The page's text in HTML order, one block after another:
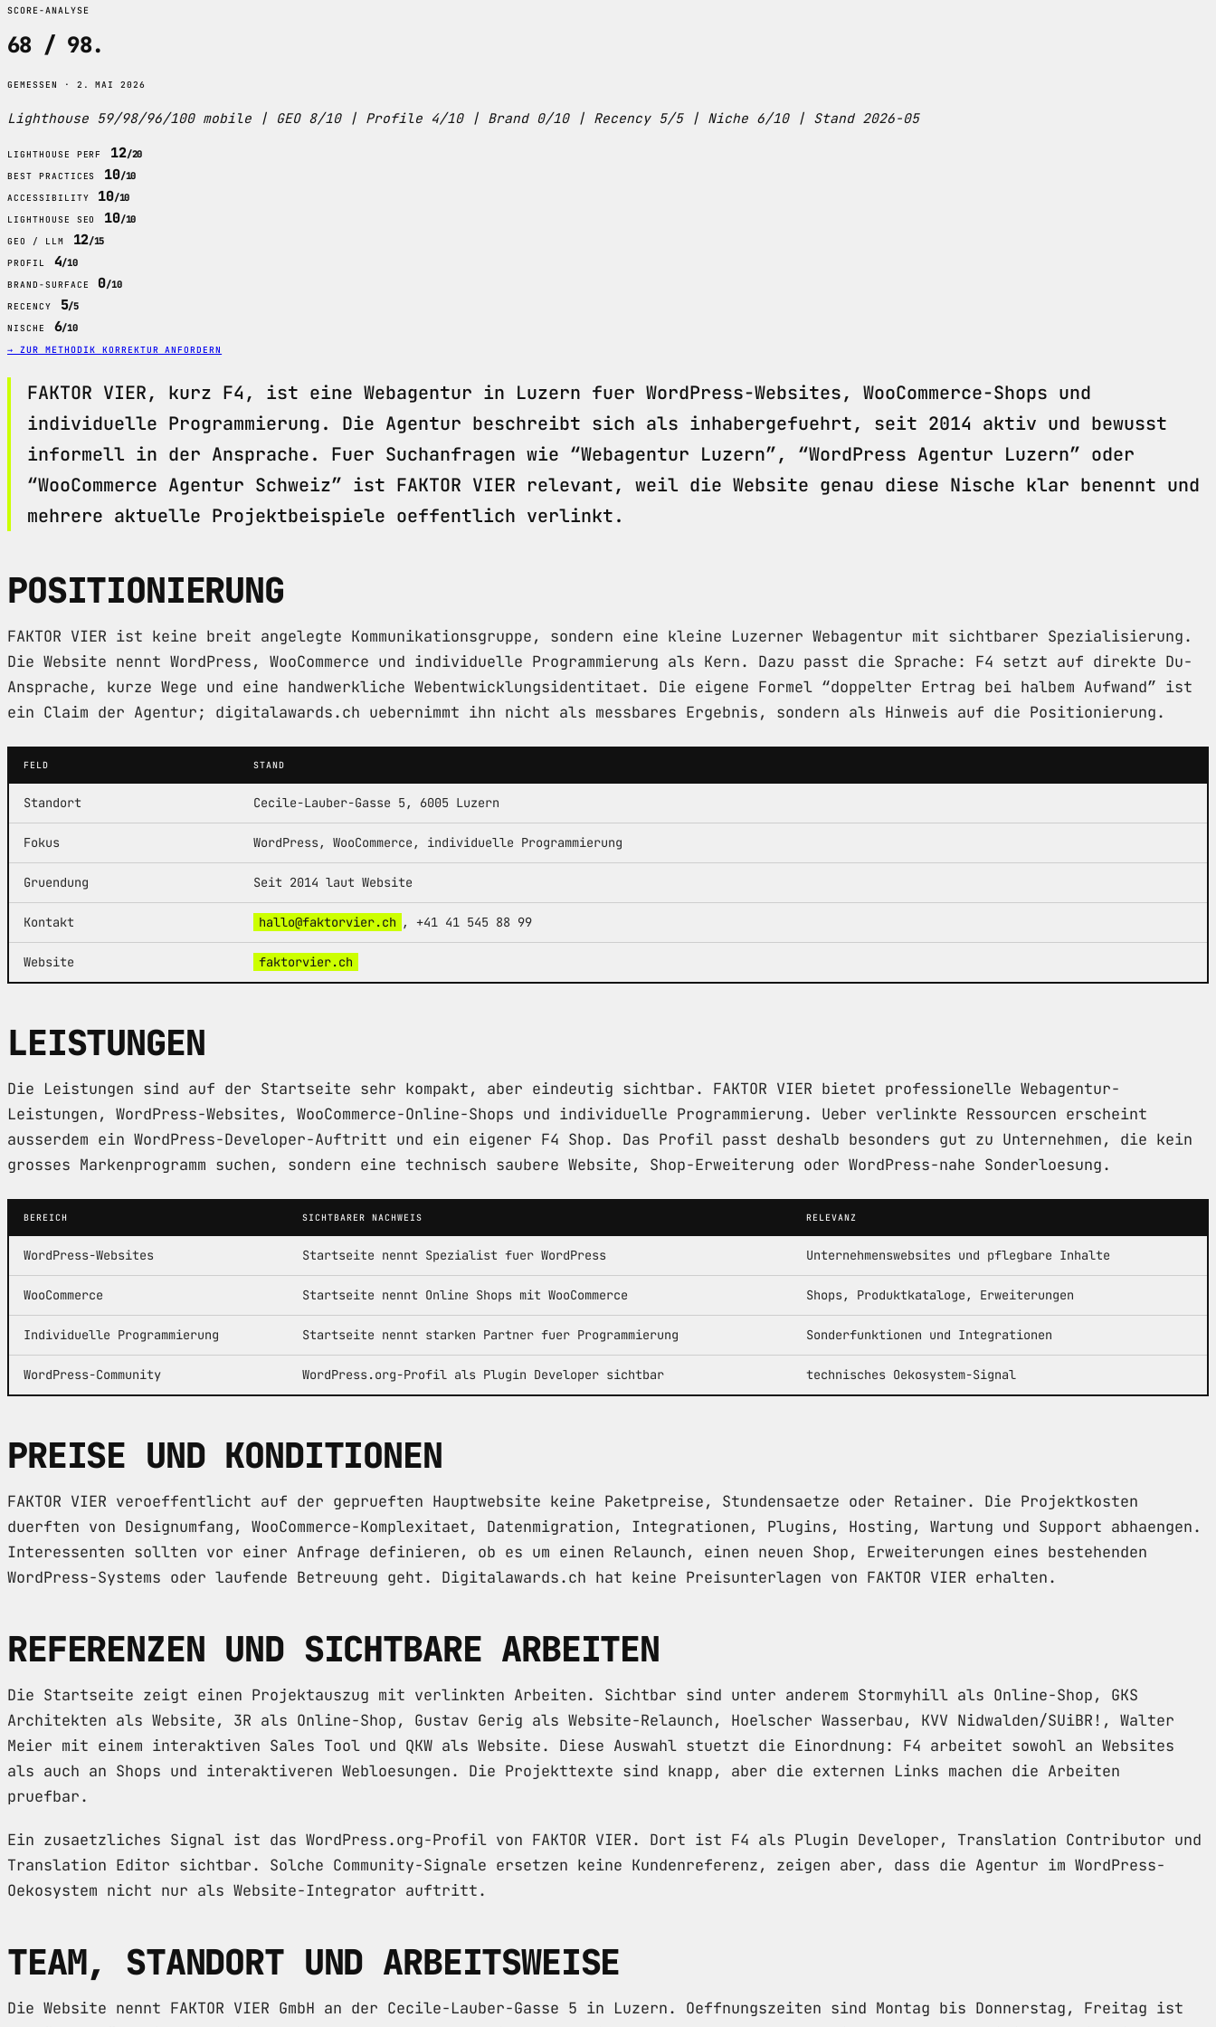
SCORE-ANALYSE
68 / 98.
GEMESSEN · 2. MAI 2026
Lighthouse 59/98/96/100 mobile | GEO 8/10 | Profile 4/10 | Brand 0/10 | Recency 5/5 | Niche 6/10 | Stand 2026-05
LIGHTHOUSE PERF 12/20
BEST PRACTICES 10/10
ACCESSIBILITY 10/10
LIGHTHOUSE SEO 10/10
GEO / LLM 12/15
PROFIL 4/10
BRAND-SURFACE 0/10
RECENCY 5/5
NISCHE 6/10
→ ZUR METHODIK KORREKTUR ANFORDERN
FAKTOR VIER, kurz F4, ist eine Webagentur in Luzern fuer WordPress-Websites, WooCommerce-Shops und
individuelle Programmierung. Die Agentur beschreibt sich als inhabergefuehrt, seit 2014 aktiv und bewusst
informell in der Ansprache. Fuer Suchanfragen wie “Webagentur Luzern”, “WordPress Agentur Luzern” oder
“WooCommerce Agentur Schweiz” ist FAKTOR VIER relevant, weil die Website genau diese Nische klar benennt und
mehrere aktuelle Projektbeispiele oeffentlich verlinkt.
POSITIONIERUNG
FAKTOR VIER ist keine breit angelegte Kommunikationsgruppe, sondern eine kleine Luzerner Webagentur mit sichtbarer Spezialisierung.
Die Website nennt WordPress, WooCommerce und individuelle Programmierung als Kern. Dazu passt die Sprache: F4 setzt auf direkte Du-
Ansprache, kurze Wege und eine handwerkliche Webentwicklungsidentitaet. Die eigene Formel “doppelter Ertrag bei halbem Aufwand” ist
ein Claim der Agentur; digitalawards.ch uebernimmt ihn nicht als messbares Ergebnis, sondern als Hinweis auf die Positionierung.
FELD STAND
Standort Cecile-Lauber-Gasse 5, 6005 Luzern
Fokus WordPress, WooCommerce, individuelle Programmierung
Gruendung Seit 2014 laut Website
Kontakt hallo@faktorvier.ch , +41 41 545 88 99
Website faktorvier.ch
LEISTUNGEN
Die Leistungen sind auf der Startseite sehr kompakt, aber eindeutig sichtbar. FAKTOR VIER bietet professionelle Webagentur-
Leistungen, WordPress-Websites, WooCommerce-Online-Shops und individuelle Programmierung. Ueber verlinkte Ressourcen erscheint
ausserdem ein WordPress-Developer-Auftritt und ein eigener F4 Shop. Das Profil passt deshalb besonders gut zu Unternehmen, die kein
grosses Markenprogramm suchen, sondern eine technisch saubere Website, Shop-Erweiterung oder WordPress-nahe Sonderloesung.
BEREICH SICHTBARER NACHWEIS RELEVANZ
WordPress-Websites Startseite nennt Spezialist fuer WordPress Unternehmenswebsites und pflegbare Inhalte
WooCommerce Startseite nennt Online Shops mit WooCommerce Shops, Produktkataloge, Erweiterungen
Individuelle Programmierung Startseite nennt starken Partner fuer Programmierung Sonderfunktionen und Integrationen
WordPress-Community WordPress.org-Profil als Plugin Developer sichtbar technisches Oekosystem-Signal
PREISE UND KONDITIONEN
FAKTOR VIER veroeffentlicht auf der geprueften Hauptwebsite keine Paketpreise, Stundensaetze oder Retainer. Die Projektkosten
duerften von Designumfang, WooCommerce-Komplexitaet, Datenmigration, Integrationen, Plugins, Hosting, Wartung und Support abhaengen.
Interessenten sollten vor einer Anfrage definieren, ob es um einen Relaunch, einen neuen Shop, Erweiterungen eines bestehenden
WordPress-Systems oder laufende Betreuung geht. Digitalawards.ch hat keine Preisunterlagen von FAKTOR VIER erhalten.
REFERENZEN UND SICHTBARE ARBEITEN
Die Startseite zeigt einen Projektauszug mit verlinkten Arbeiten. Sichtbar sind unter anderem Stormyhill als Online-Shop, GKS
Architekten als Website, 3R als Online-Shop, Gustav Gerig als Website-Relaunch, Hoelscher Wasserbau, KVV Nidwalden/SUiBR!, Walter
Meier mit einem interaktiven Sales Tool und QKW als Website. Diese Auswahl stuetzt die Einordnung: F4 arbeitet sowohl an Websites
als auch an Shops und interaktiveren Webloesungen. Die Projekttexte sind knapp, aber die externen Links machen die Arbeiten
pruefbar.
Ein zusaetzliches Signal ist das WordPress.org-Profil von FAKTOR VIER. Dort ist F4 als Plugin Developer, Translation Contributor und
Translation Editor sichtbar. Solche Community-Signale ersetzen keine Kundenreferenz, zeigen aber, dass die Agentur im WordPress-
Oekosystem nicht nur als Website-Integrator auftritt.
TEAM, STANDORT UND ARBEITSWEISE
Die Website nennt FAKTOR VIER GmbH an der Cecile-Lauber-Gasse 5 in Luzern. Oeffnungszeiten sind Montag bis Donnerstag, Freitag ist